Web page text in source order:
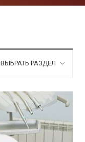
ВЫБРАТЬ РАЗДЕЛ